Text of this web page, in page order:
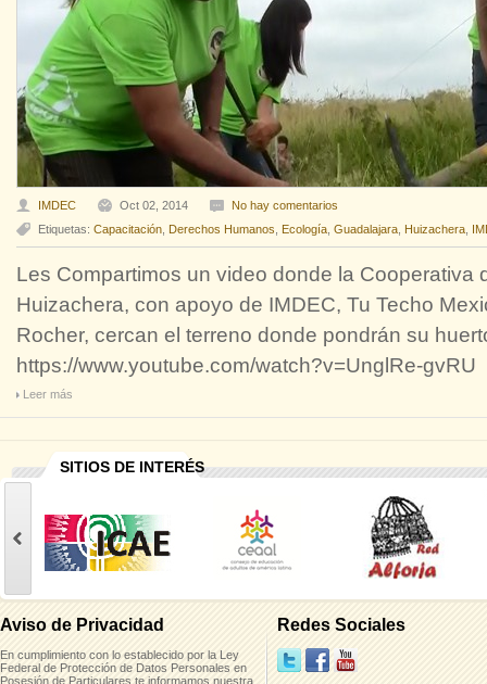
IMDEC Oct 02, 2014
No hay comentarios
Etiquetas: Capacitación Derechos Humanos Ecología Guadalajara Huizachera
Les Compartimos un video donde la Cooperativa
Huizachera, con apoyo de IMDEC, Tu Techo
Rocher, cercan el terreno donde pondrán su
https://www.youtube.com/watch?v=UnglRe-gvRU
Leer más
SITIOS DE INTERÉS
Aviso de Privacidad
En cumplimiento con lo establecido por la Ley
Federal de Protección de Datos Personales en
Posesión de Particulares,te informamos nuestra
Redes Sociales